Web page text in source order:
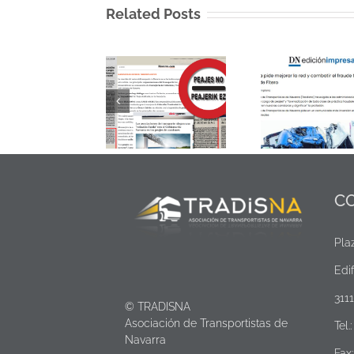
Related Posts
Diario de Navarra
recoge la denuncia
de TRADISNA
sobre la
siniestralidad y las
infraestructuras en
de
© TRADISNA
Asociación de Transportistas de
Navarra